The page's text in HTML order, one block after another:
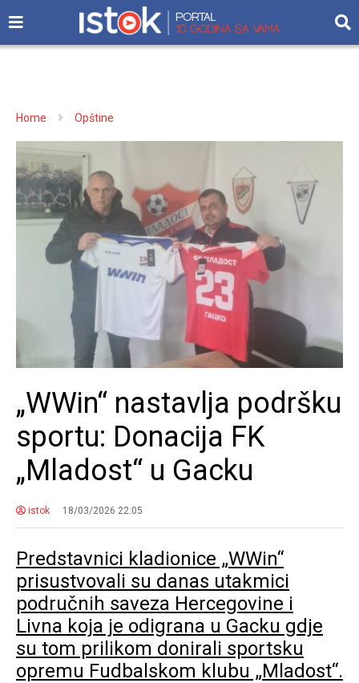
Home Opštine
„WWin“ nastavlja podršku
sportu: Donacija FK
„Mladost“ u Gacku
istok 18/03/2026 22:05
Predstavnici kladionice „WWin“
prisustvovali su danas utakmici
područnih saveza Hercegovine i
Livna koja je odigrana u Gacku gdje
su tom prilikom donirali sportsku
opremu Fudbalskom klubu „Mladost“.